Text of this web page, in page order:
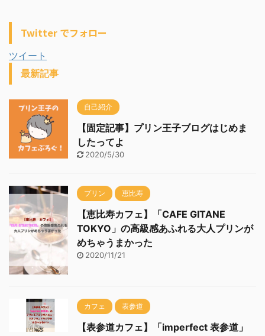
Twitter でフォロー
ツイート
最新記事
自己紹介
【固定記事】プリン王子ブログはじめま
したってよ
2020/5/30
プリン 恵比寿
【恵比寿カフェ】「CAFE GITANE
TOKYO」の高級感あふれる大人プリンが
めちゃうまかった
2020/11/21
カフェ 表参道
【表参道カフェ】「imperfect 表参道」